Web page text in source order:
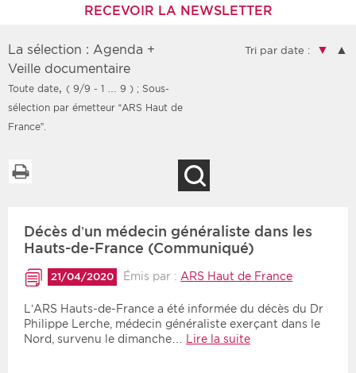
RECEVOIR LA NEWSLETTER
derniers jours
Recherche par mots clés
Les deux
Secteur Zone géographique
La sélection : Agenda +
Veille documentaire
Toute date, ( 9/9 - 1 … 9 ) ; Sous-
sélection par émetteur “ARS Haut de
France”.
Tri par date : ▼ ▲
Décès d’un médecin généraliste dans les
Hauts-de-France (Communiqué)
21/04/2020 Émis par :ARS Haut de France
L’ARS Hauts-de-France a été informée du décès du Dr
Philippe Lerche, médecin généraliste exerçant dans le
Nord, survenu le dimanche…
Lire la suite